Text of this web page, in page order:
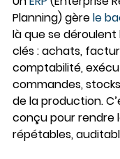
Planning) gère le
là que se
clés : achats,
comptabilité,
commandes,
de la production.
conçu pour rendre
répétables,